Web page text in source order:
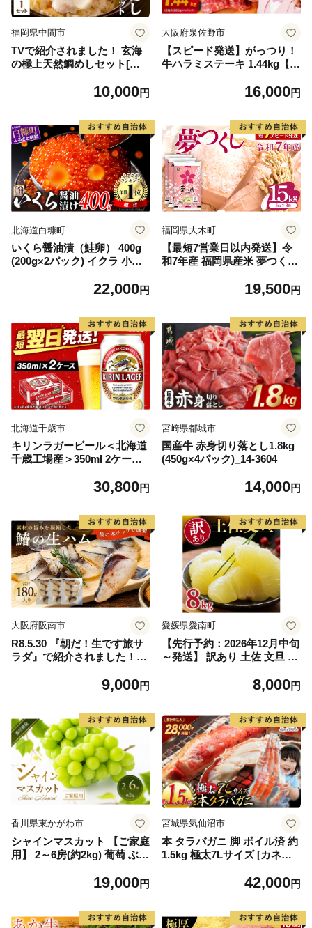
福岡県中間市
TVで紹介されました！ 玄海
の極上天然鯛めしセット[鯛
だし]【010-0001】10,000円
大阪府泉佐野市
【スピード発送】がっつり！
牛ハラミステーキ 1.44kg【氷
g×4パック 牛肉 すてーき 焼
16,000円
北海道白糠町
いくら醤油漬（鮭卵） 400g
(200g×2パック) イクラ 小分
くら醤油漬け 鮭 鮭卵 ikura
大好評品 北海道 白糠町
22,000円
福岡県大木町
【最短7営業日以内発送】令
和7年産 福岡県産米 夢つくし
19,500円
北海道千歳市
キリンラガービール＜北海道
千歳工場産＞350ml 2ケース
30,800円
宮崎県都城市
国産牛 赤身切り落とし1.8kg
(450g×4パック)_14-3604
14,000円
大阪府阪南市
R8.5.30 『朝だ！生です旅サ
ラダ』で紹介されました！朝
生ハム ×3パック（1パックあ
9,000円
愛媛県愛南町
【先行予約：2026年12月中旬
～発送】 訳あり 土佐 文旦 8k
ス) 8000円 わけあり ぶんたん
農家直送 期間限定 特産品 サ
イズミックス くらもとファー
ム 愛南町 愛媛県
8,000円
香川県東かがわ市
シャインマスカット 【ご家庭
用】 2～6房(約2kg) 葡萄 ぶど
もの 果実 旬の果物 旬のフル
19,000円
宮城県気仙沼市
本 タラバガニ 脚 ボイル済 約
1.5kg 極太7Lサイズ [カネダ
6] カニ かに 蟹 たらばがに た
42,000円